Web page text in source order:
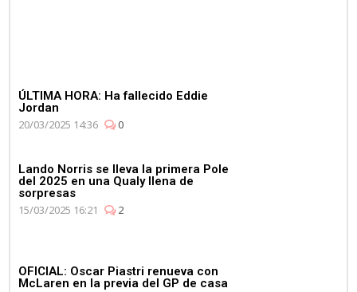
ÚLTIMA HORA: Ha fallecido Eddie
Jordan
20/03/2025 14:36
0
Lando Norris se lleva la primera Pole
del 2025 en una Qualy llena de
sorpresas
15/03/2025 16:21
2
OFICIAL: Oscar Piastri renueva con
McLaren en la previa del GP de casa